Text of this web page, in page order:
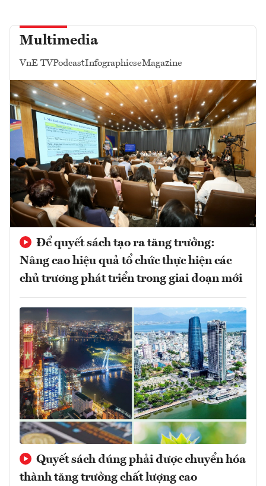
Multimedia
VnE TVPodcastInfographicseMagazine
Để quyết sách tạo ra tăng trưởng:
Nâng cao hiệu quả tổ chức thực hiện các
chủ trương phát triển trong giai đoạn mới
Quyết sách đúng phải được chuyển hóa
thành tăng trưởng chất lượng cao